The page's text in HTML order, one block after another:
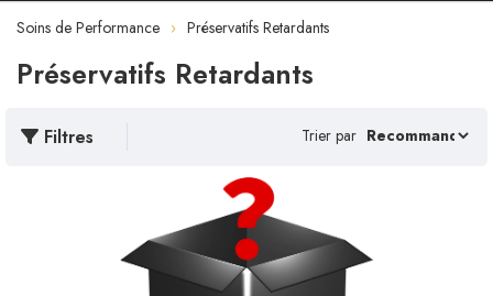
Soins de Performance Préservatifs Retardants
Préservatifs Retardants
Filtres Trier par